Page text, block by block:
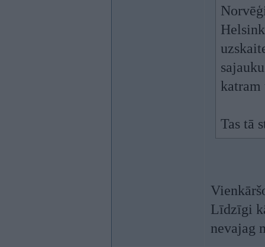
katram
Tas tā
Līdzīgi
nevajag